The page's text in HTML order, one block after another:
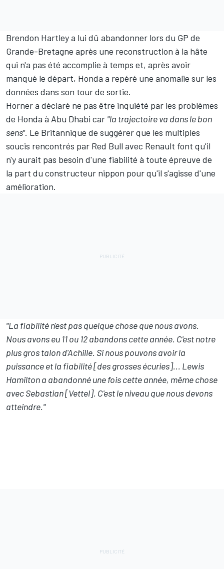
Brendon Hartley a lui dû abandonner lors du GP de
Grande-Bretagne après une reconstruction à la hâte
qui n'a pas été accomplie à temps et, après avoir
manqué le départ, Honda a repéré une anomalie sur les
données dans son tour de sortie.
Horner a déclaré ne pas être inquiété par les problèmes
de Honda à Abu Dhabi car "la trajectoire va dans le bon
sens". Le Britannique de suggérer que les multiples
soucis rencontrés par Red Bull avec Renault font qu'il
n'y aurait pas besoin d'une fiabilité à toute épreuve de
la part du constructeur nippon pour qu'il s'agisse d'une
amélioration.
"La fiabilité n'est pas quelque chose que nous avons.
Nous avons eu 11 ou 12 abandons cette année. C'est notre
plus gros talon d'Achille. Si nous pouvons avoir la
puissance et la fiabilité [des grosses écuries]... Lewis
Hamilton a abandonné une fois cette année, même chose
avec Sebastian [Vettel]. C'est le niveau que nous devons
atteindre."